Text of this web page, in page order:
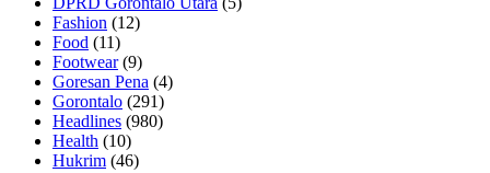
Fashion (12)
Food (11)
Footwear(9)
Goresan Pena (4)
Gorontalo (291)
Headlines (980)
Health (10)
Hukrim (46)